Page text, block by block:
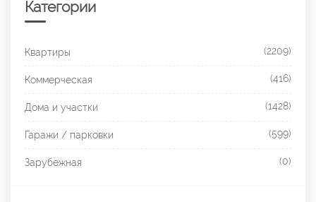
Категории
Квартиры (2209)
Коммерческая (416)
Дома и участки (1428)
Гаражи / парковки (599)
Зарубежная (0)